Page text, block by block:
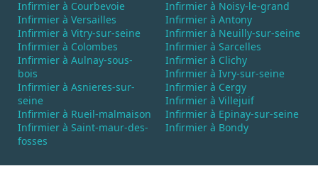
Infirmier à Courbevoie
Infirmier à Versailles
Infirmier à Vitry-sur-seine
Infirmier à Colombes
Infirmier à Aulnay-sous-
bois
Infirmier à Asnieres-sur-
seine
Infirmier à Rueil-malmaison
Infirmier à Saint-maur-des-
fosses
Infirmier à Noisy-le-grand
Infirmier à Antony
Infirmier à Neuilly-sur-seine
Infirmier à Sarcelles
Infirmier à Clichy
Infirmier à Ivry-sur-seine
Infirmier à Cergy
Infirmier à Villejuif
Infirmier à Epinay-sur-seine
Infirmier à Bondy